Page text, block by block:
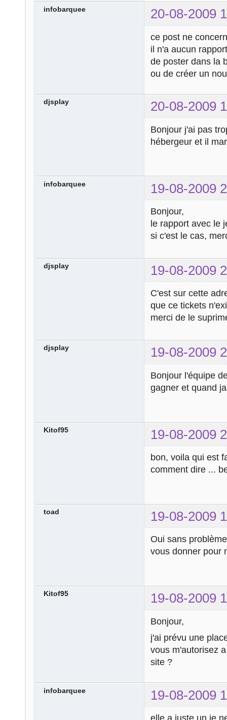
infobarquee 20-08-2009
ce post ne
il n'a aucun
de poster dans la
ou de créer un
djsplay 20-08-2009
Bonjour j'ai pas
hébergeur et il
infobarquee 19-08-2009
Bonjour,
le rapport avec le
si c'est le cas,
djsplay 19-08-2009
C'est sur cette
que ce tickets
merci de le
djsplay 19-08-2009
Bonjour l'équipe
gagner et quand
Kitof95 19-08-2009
bon, voila qui est
comment dire ...
toad 19-08-2009
Oui sans
vous donner pour
Kitof95 19-08-2009
Bonjour,
j'ai prévu une
vous m'autorisez
site ?
infobarquee 19-08-2009
elle a juste un je